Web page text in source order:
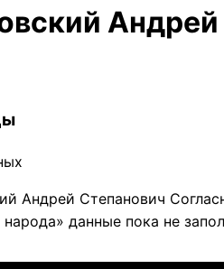
Андрей
Андрей Степанович
данные пока не